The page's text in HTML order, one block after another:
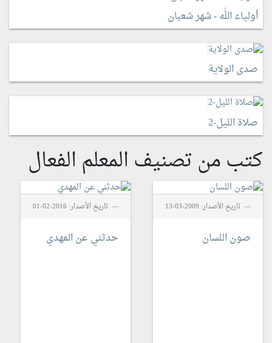
أولياء الله - شهر شعبان
صدى الولاية
صلاة الليل-2
كتب من تصنيف المعلم الفعال
تاريخ الأصدار: 2009-03-13
صون اللسان
تاريخ الأصدار: 2016-02-01
حدثني عن المهدي